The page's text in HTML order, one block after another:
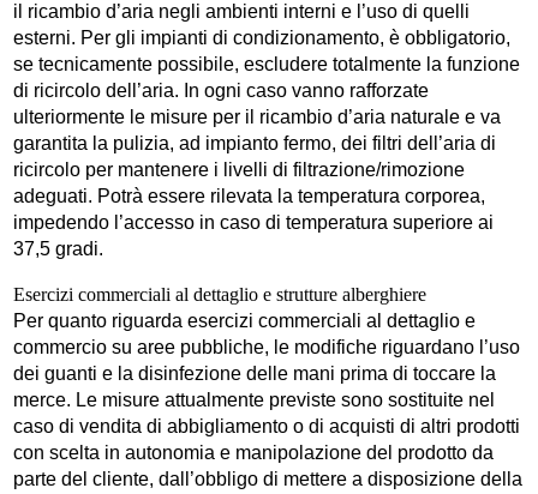
il ricambio d’aria negli ambienti interni e l’uso di quelli
esterni. Per gli impianti di condizionamento, è obbligatorio,
se tecnicamente possibile, escludere totalmente la funzione
di ricircolo dell’aria. In ogni caso vanno rafforzate
ulteriormente le misure per il ricambio d’aria naturale e va
garantita la pulizia, ad impianto fermo, dei filtri dell’aria di
ricircolo per mantenere i livelli di filtrazione/rimozione
adeguati. Potrà essere rilevata la temperatura corporea,
impedendo l’accesso in caso di temperatura superiore ai
37,5 gradi.
Esercizi commerciali al dettaglio e strutture alberghiere
Per quanto riguarda esercizi commerciali al dettaglio e
commercio su aree pubbliche, le modifiche riguardano l’uso
dei guanti e la disinfezione delle mani prima di toccare la
merce. Le misure attualmente previste sono sostituite nel
caso di vendita di abbigliamento o di acquisti di altri prodotti
con scelta in autonomia e manipolazione del prodotto da
parte del cliente, dall’obbligo di mettere a disposizione della